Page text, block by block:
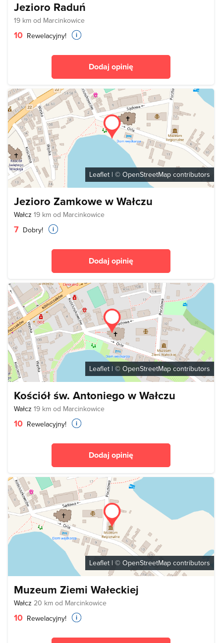
Jezioro Raduń
19 km od Marcinkowice
10 Rewelacyjny!
Dodaj opinię
Leaflet | © OpenStreetMap contributors
Jezioro Zamkowe w Wałczu
Wałcz 19 km od Marcinkowice
7 Dobry!
Dodaj opinię
Leaflet | © OpenStreetMap contributors
Kościół św. Antoniego w Wałczu
Wałcz 19 km od Marcinkowice
10 Rewelacyjny!
Dodaj opinię
Leaflet | © OpenStreetMap contributors
Muzeum Ziemi Wałeckiej
Wałcz 20 km od Marcinkowice
10 Rewelacyjny!